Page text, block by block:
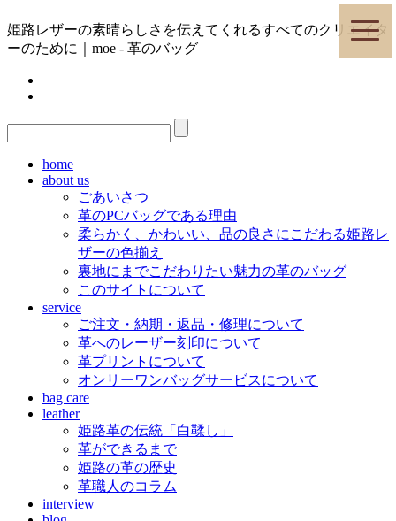
toggle
姫路レザーの素晴らしさを伝えてくれるすべてのクリエイタ
ーのために｜moe - 革のバッグ
home
about us
ごあいさつ
革のPCバッグである理由
柔らかく、かわいい、品の良さにこだわる姫路レ
ザーの色揃え
裏地にまでこだわりたい魅力の革のバッグ
このサイトについて
service
ご注文・納期・返品・修理について
革へのレーザー刻印について
革プリントについて
オンリーワンバッグサービスについて
bag care
leather
姫路革の伝統「白鞣し」
革ができるまで
姫路の革の歴史
革職人のコラム
interview